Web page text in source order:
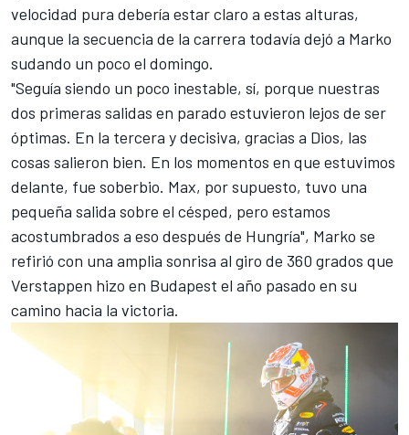
velocidad pura debería estar claro a estas alturas,
aunque la secuencia de la carrera todavía dejó a Marko
sudando un poco el domingo.
"Seguía siendo un poco inestable, sí, porque nuestras
dos primeras salidas en parado estuvieron lejos de ser
óptimas. En la tercera y decisiva, gracias a Dios, las
cosas salieron bien. En los momentos en que estuvimos
delante, fue soberbio. Max, por supuesto, tuvo una
pequeña salida sobre el césped, pero estamos
acostumbrados a eso después de Hungría", Marko se
refirió con una amplia sonrisa al giro de 360 grados que
Verstappen hizo en Budapest el año pasado en su
camino hacia la victoria.